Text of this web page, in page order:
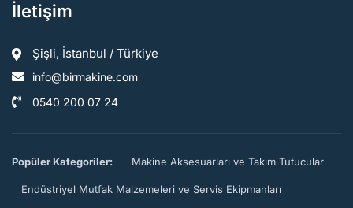
İletişim
Şişli, İstanbul / Türkiye
info@birmakine.com
0540 200 07 24
Popüler Kategoriler: Makine Aksesuarları ve Takım Tutucular
Endüstriyel Mutfak Malzemeleri ve Servis Ekipmanları